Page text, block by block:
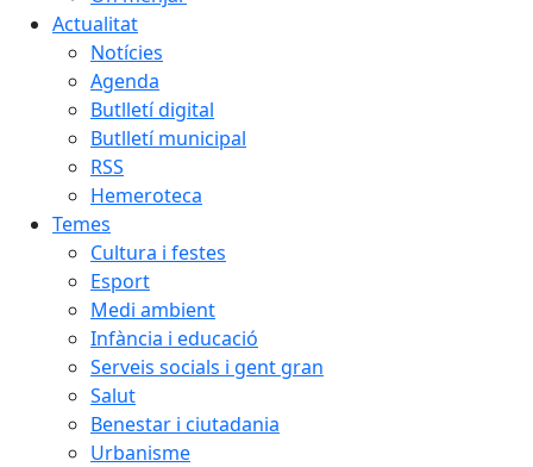
Actualitat
Notícies
Agenda
Butlletí digital
Butlletí municipal
RSS
Hemeroteca
Temes
Cultura i festes
Esport
Medi ambient
Infància i educació
Serveis socials i gent gran
Salut
Benestar i ciutadania
Urbanisme